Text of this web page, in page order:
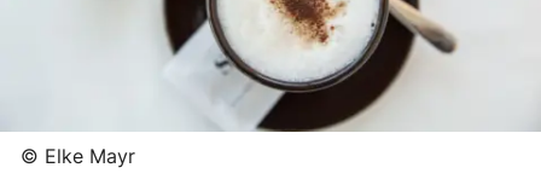
© Elke Mayr